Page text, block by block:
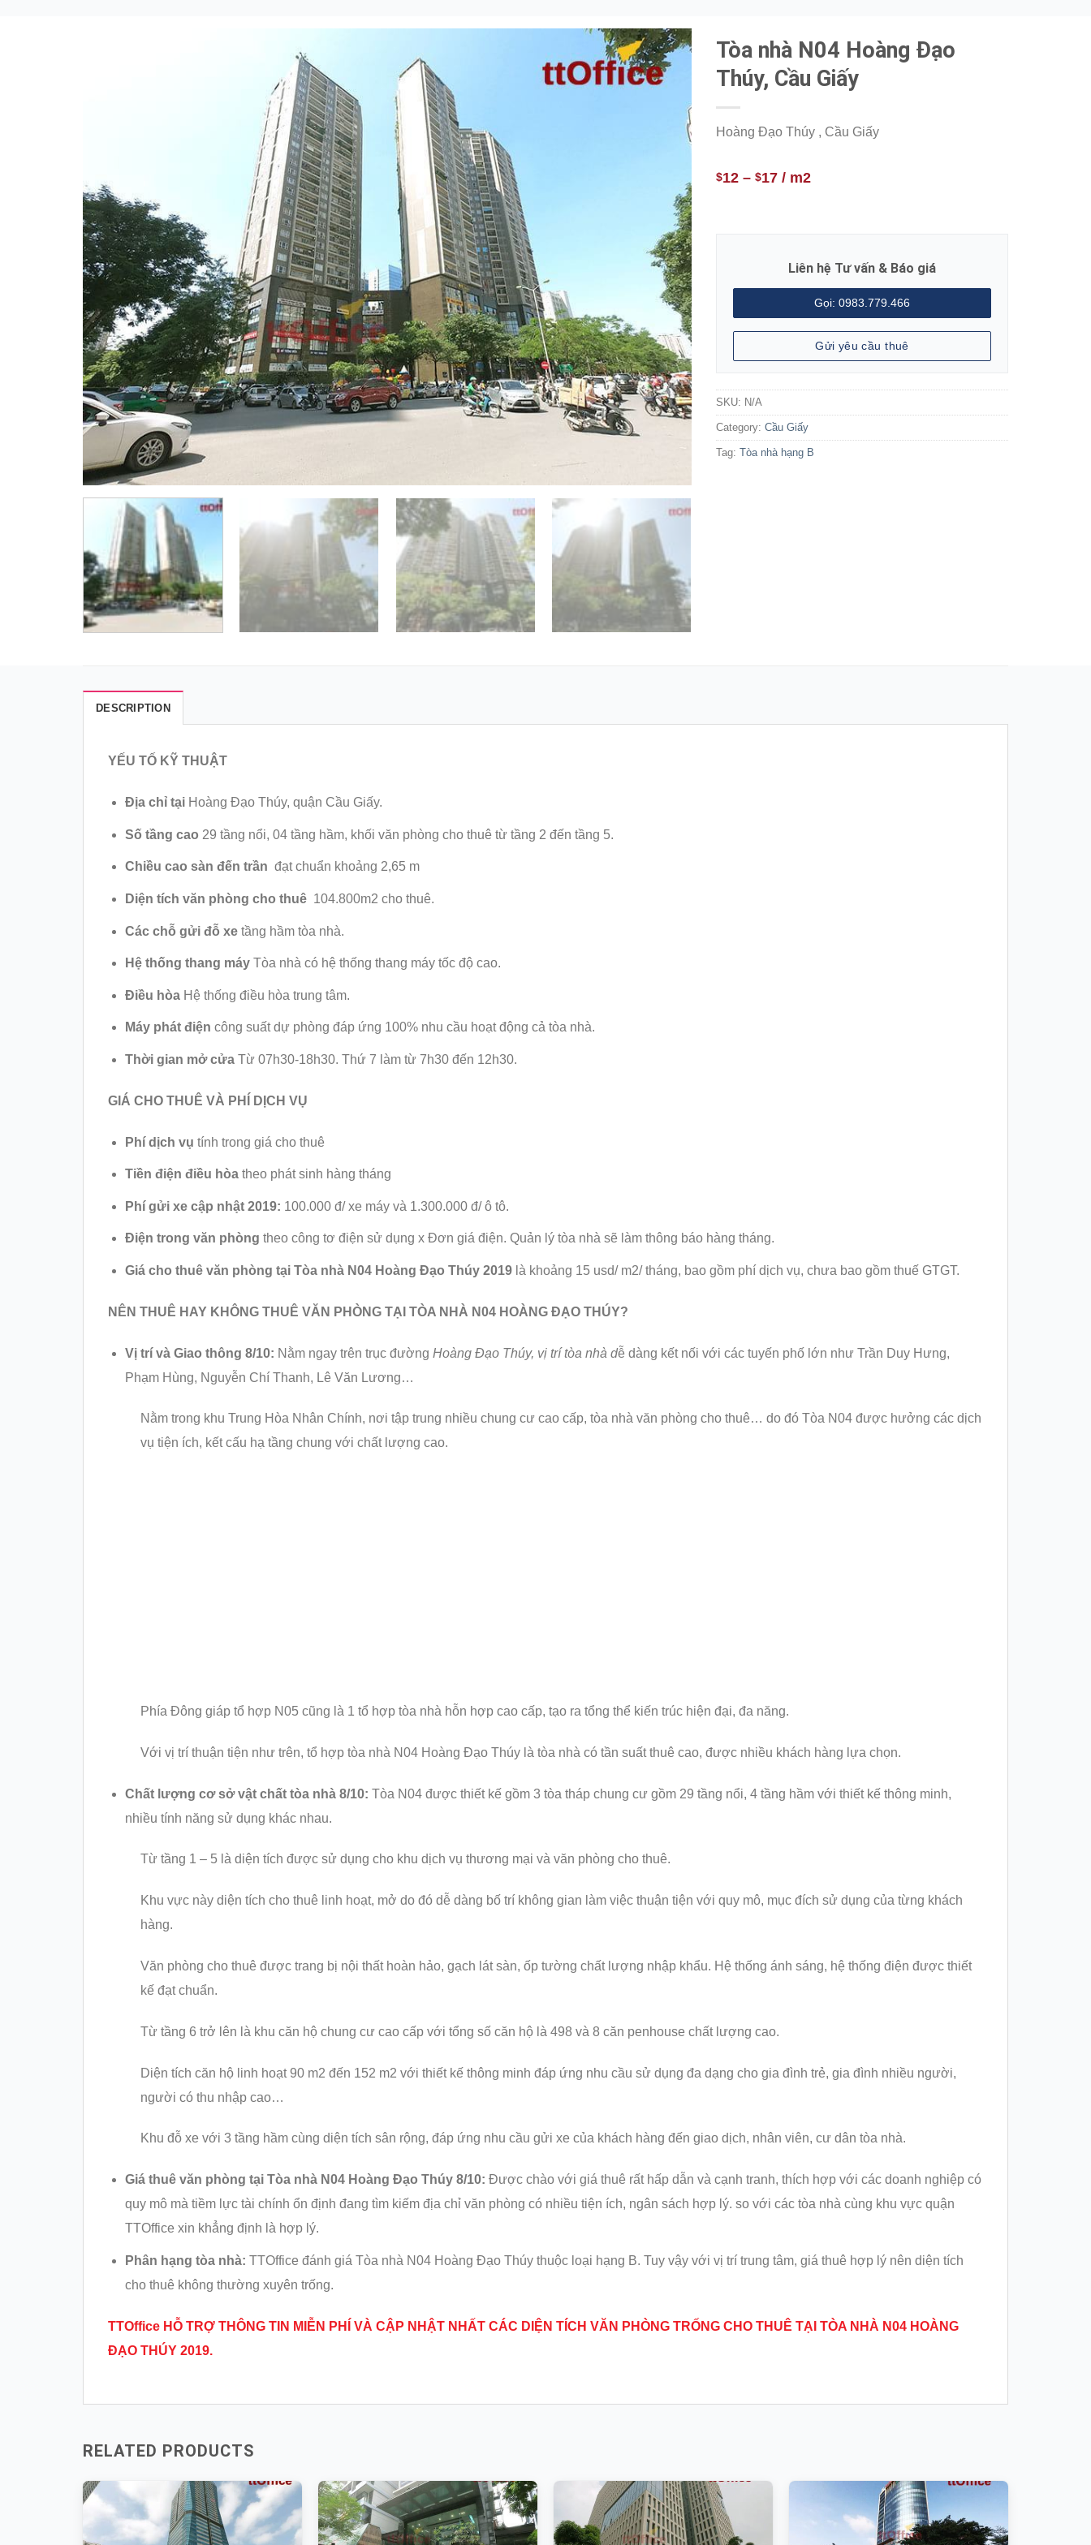
Tòa nhà N04 Hoàng Đạo
Thúy, Cầu Giấy
Hoàng Đạo Thúy , Cầu Giấy
$12 – $17 / m2
Liên hệ Tư vấn & Báo giá
Gọi: 0983.779.466
Gửi yêu cầu thuê
SKU: N/A
Category: Cầu Giấy
Tag: Tòa nhà hạng B
DESCRIPTION
YẾU TỐ KỸ THUẬT
Địa chỉ tại Hoàng Đạo Thúy, quận Cầu Giấy.
Số tầng cao 29 tầng nổi, 04 tầng hầm, khối văn phòng cho thuê từ tầng 2 đến tầng 5.
Chiều cao sàn đến trần đạt chuẩn khoảng 2,65 m
Diện tích văn phòng cho thuê 104.800m2 cho thuê.
Các chỗ gửi đỗ xe tầng hầm tòa nhà.
Hệ thống thang máy Tòa nhà có hệ thống thang máy tốc độ cao.
Điều hòa Hệ thống điều hòa trung tâm.
Máy phát điện công suất dự phòng đáp ứng 100% nhu cầu hoạt động cả tòa nhà.
Thời gian mở cửa Từ 07h30-18h30. Thứ 7 làm từ 7h30 đến 12h30.
GIÁ CHO THUÊ VÀ PHÍ DỊCH VỤ
Phí dịch vụ tính trong giá cho thuê
Tiền điện điều hòa theo phát sinh hàng tháng
Phí gửi xe cập nhật 2019: 100.000 đ/ xe máy và 1.300.000 đ/ ô tô.
Điện trong văn phòng theo công tơ điện sử dụng x Đơn giá điện. Quản lý tòa nhà sẽ làm thông báo hàng tháng.
Giá cho thuê văn phòng tại Tòa nhà N04 Hoàng Đạo Thúy 2019là khoảng 15 usd/ m2/ tháng, bao gồm phí dịch vụ, chưa bao gồm thuế GTGT.
NÊN THUÊ HAY KHÔNG THUÊ VĂN PHÒNG TẠI TÒA NHÀ N04 HOÀNG ĐẠO THÚY?
Vị trí và Giao thông 8/10: Nằm ngay trên trục đường Hoàng Đạo Thúy, vị trí tòa nhà dễ dàng kết nối với các tuyến phố lớn như Trần Duy Hưng,
Phạm Hùng, Nguyễn Chí Thanh, Lê Văn Lương…
Nằm trong khu Trung Hòa Nhân Chính, nơi tập trung nhiều chung cư cao cấp, tòa nhà văn phòng cho thuê… do đó Tòa N04 được hưởng các dịch
vụ tiện ích, kết cấu hạ tầng chung với chất lượng cao.
Phía Đông giáp tổ hợp N05 cũng là 1 tổ hợp tòa nhà hỗn hợp cao cấp, tạo ra tổng thể kiến trúc hiện đại, đa năng.
Với vị trí thuận tiện như trên, tổ hợp tòa nhà N04 Hoàng Đạo Thúy là tòa nhà có tần suất thuê cao, được nhiều khách hàng lựa chọn.
Chất lượng cơ sở vật chất tòa nhà 8/10: Tòa N04 được thiết kế gồm 3 tòa tháp chung cư gồm 29 tầng nổi, 4 tầng hầm với thiết kế thông minh,
nhiều tính năng sử dụng khác nhau.
Từ tầng 1 – 5 là diện tích được sử dụng cho khu dịch vụ thương mại và văn phòng cho thuê.
Khu vực này diện tích cho thuê linh hoạt, mở do đó dễ dàng bố trí không gian làm việc thuận tiện với quy mô, mục đích sử dụng của từng khách
hàng.
Văn phòng cho thuê được trang bị nội thất hoàn hảo, gạch lát sàn, ốp tường chất lượng nhập khẩu. Hệ thống ánh sáng, hệ thống điện được thiết
kế đạt chuẩn.
Từ tầng 6 trở lên là khu căn hộ chung cư cao cấp với tổng số căn hộ là 498 và 8 căn penhouse chất lượng cao.
Diện tích căn hộ linh hoạt 90 m2 đến 152 m2 với thiết kế thông minh đáp ứng nhu cầu sử dụng đa dạng cho gia đình trẻ, gia đình nhiều người,
người có thu nhập cao…
Khu đỗ xe với 3 tầng hầm cùng diện tích sân rộng, đáp ứng nhu cầu gửi xe của khách hàng đến giao dịch, nhân viên, cư dân tòa nhà.
Giá thuê văn phòng tại Tòa nhà N04 Hoàng Đạo Thúy 8/10: Được chào với giá thuê rất hấp dẫn và cạnh tranh, thích hợp với các doanh nghiệp có
quy mô mà tiềm lực tài chính ổn định đang tìm kiếm địa chỉ văn phòng có nhiều tiện ích, ngân sách hợp lý. so với các tòa nhà cùng khu vực quận
TTOffice xin khẳng định là hợp lý.
Phân hạng tòa nhà: TTOffice đánh giá Tòa nhà N04 Hoàng Đạo Thúy thuộc loại hạng B. Tuy vậy với vị trí trung tâm, giá thuê hợp lý nên diện tích
cho thuê không thường xuyên trống.
TTOffice HỖ TRỢ THÔNG TIN MIỄN PHÍ VÀ CẬP NHẬT NHẤT CÁC DIỆN TÍCH VĂN PHÒNG TRỐNG CHO THU Ê TẠI TÒA NHÀ N04 HOÀNG
ĐẠO THÚY 2019.
RELATED PRODUCTS